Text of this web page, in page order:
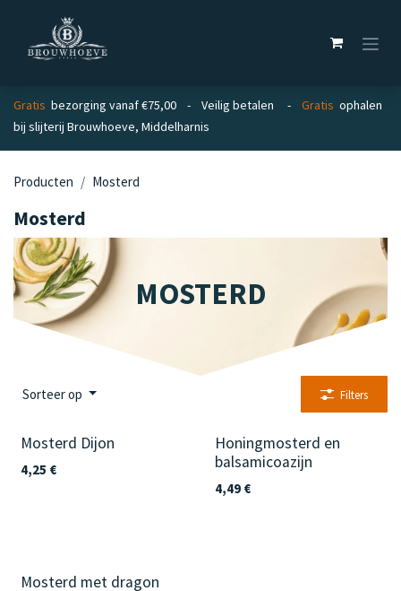
Overslaan naar inhoud
Gratis bezorging vanaf €75,00 - Veilig betalen - Gratis ophalen
bij slijterij Brouwhoeve, Middelharnis
Producten Mosterd
Mosterd
MOSTERD
Sorteer op Filters
Mosterd Dijon
4,25 €
Honingmosterd en
balsamicoazijn
4,49€
Mosterd met dragon